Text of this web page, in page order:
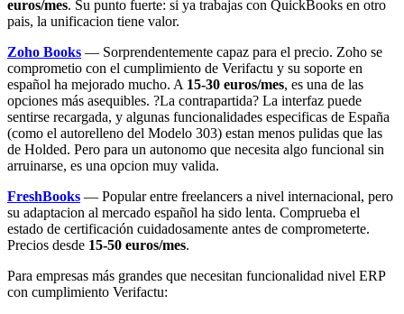
euros/mes. Su punto fuerte: si ya trabajas con QuickBooks en otro
pais, la unificacion tiene valor.
Zoho Books — Sorprendentemente capaz para el precio. Zoho se
comprometio con el cumplimiento de Verifactu y su soporte en
español ha mejorado mucho. A 15-30 euros/mes, es una de las
opciones más asequibles. ?La contrapartida? La interfaz puede
sentirse recargada, y algunas funcionalidades especificas de España
(como el autorelleno del Modelo 303) estan menos pulidas que las
de Holded. Pero para un autonomo que necesita algo funcional sin
arruinarse, es una opcion muy valida.
FreshBooks — Popular entre freelancers a nivel internacional, pero
su adaptacion al mercado español ha sido lenta. Comprueba el
estado de certificación cuidadosamente antes de comprometerte.
Precios desde 15-50 euros/mes.
Para empresas más grandes que necesitan funcionalidad nivel ERP
con cumplimiento Verifactu: